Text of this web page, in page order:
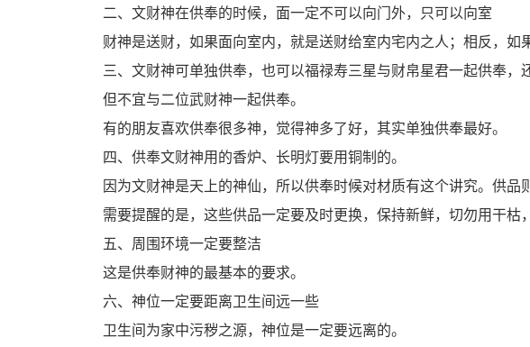
二、文财神在供奉的时候，面一定不可以向门外，只可以向室
财神是送财，如果面向室内，就是送财给室内宅内之人；相反，
三、文财神可单独供奉，也可以福禄寿三星与财帛星君一起供奉，
但不宜与二位武财神一起供奉。
有的朋友喜欢供奉很多神，觉得神多了好，其实单独供奉最好。
四、供奉文财神用的香炉、长明灯要用铜制的。
因为文财神是天上的神仙，所以供奉时候对材质有这个讲究。供品
需要提醒的是，这些供品一定要及时更换，保持新鲜，切勿用干枯
五、周围环境一定要整洁
这是供奉财神的最基本的要求。
六、神位一定要距离卫生间远一些
卫生间为家中污秽之源，神位是一定要远离的。